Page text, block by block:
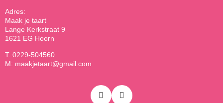
Adres:
Maak je taart
Lange Kerkstraat 9
1621 EG Hoorn
T: 0229-504560
M: maakjetaart@gmail.com